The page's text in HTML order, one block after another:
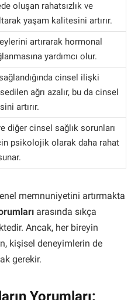
oluşan rahatsızlık ve
yaşam kalitesini artırır.
artırarak hormonal
yardımcı olur.
cinsel ilişki
ağrı azalır, bu da cinsel
artırır.
diğer cinsel sağlık sorunları
psikolojik olarak daha rahat
memnuniyetini artırmakta
arasında sıkça
Ancak, her bireyin
kişisel deneyimlerin de
gerekir.
Yorumları: